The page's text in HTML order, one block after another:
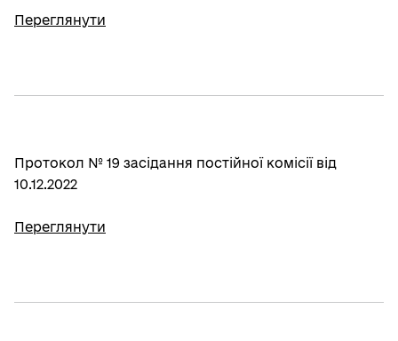
Переглянути
Протокол № 19 засідання постійної комісії від
10.12.2022
Переглянути